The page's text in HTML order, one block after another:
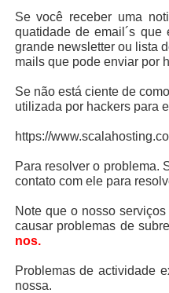
Se você receber uma
quatidade de email´s que
grande newsletter ou lista
mails que pode enviar por
Se não está ciente de
utilizada por hackers para
https://
Para resolver o problema.
contato com ele para
Note que o nosso
causar problemas de
nos.
Problemas de actividade
nossa.